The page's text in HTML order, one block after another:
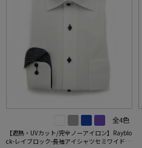
全4色
【遮熱・UVカット/完全ノーアイロン】Rayblo
ck-レイブロック-長袖アイシャツセミワイドス